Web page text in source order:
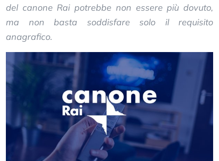
del canone Rai potrebbe non essere più dovuto,
ma non basta soddisfare solo il requisito
anagrafico.